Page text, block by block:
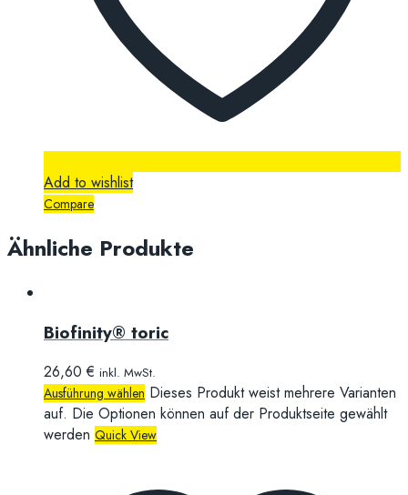
Add to wishlist
Compare
Ähnliche Produkte
Biofinity® toric
26,60€ inkl. MwSt.
Ausführung wählen Dieses Produkt weist mehrere Varianten
auf. Die Optionen können auf der Produktseite gewählt
werden Quick View